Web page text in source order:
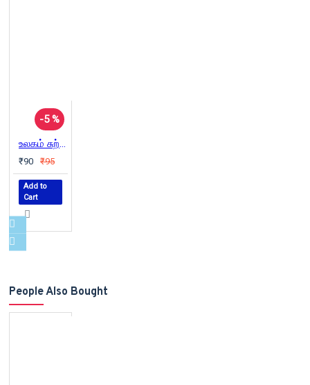
-5 %
உலகம் சுற்றும் தமிழன்(ஏ.கே.செட்டியார்)
₹90 ₹95
Add to
Cart
People Also Bought